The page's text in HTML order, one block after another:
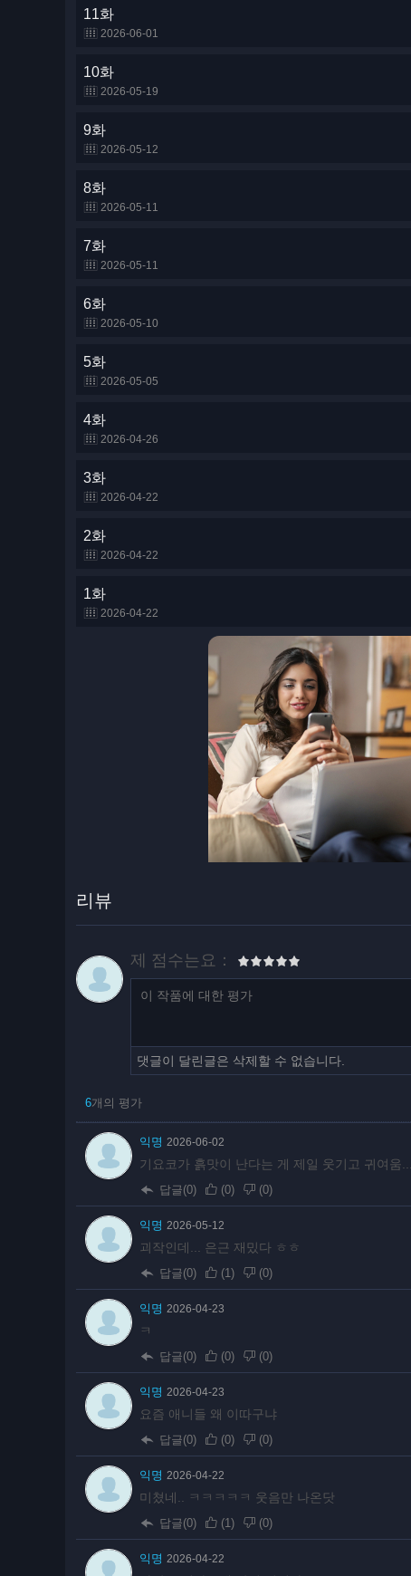
11화
2026-06-01
10화
2026-05-19
9화
2026-05-12
8화
2026-05-11
7화
2026-05-11
6화
2026-05-10
5화
2026-05-05
4화
2026-04-26
3화
2026-04-22
2화
2026-04-22
1화
2026-04-22
리뷰
제 점수는요：
댓글이 달린글은 삭제할 수 없습니다.
6개의 평가
익명 2026-06-02
기요코가 흙맛이 난다는 게 제일 웃기고 귀여움...
답글(0) (0) (0)
익명 2026-05-12
괴작인데... 은근 재밌다 ㅎㅎ
답글(0) (1 ) (0)
익명 2026-04-23
ㅋ
답글(0) (0) (0)
익명 2026-04-23
요즘 애니들 왜 이따구냐
답글(0) (0) (0)
익명 2026-04-22
미쳤네.. ㅋㅋㅋㅋㅋ 웃음만 나온닷
답글(0) (1) (0)
익명 2026-04-22